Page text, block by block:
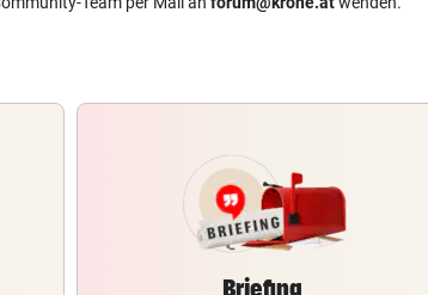
Briefing